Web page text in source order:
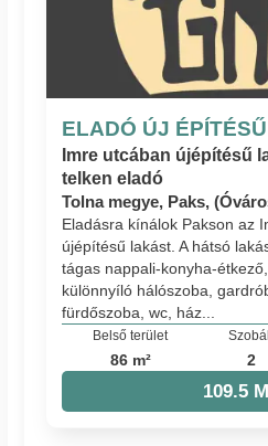
ELADÓ ÚJ
Imre utcában újépítésű
telken eladó
Tolna megye, Paks,
Eladásra kínálok Pakson az
újépítésű lakást. A hátsó
tágas nappali-konyha-
különnyíló hálószoba,
fürdőszoba, wc, ház...
Belső terület
86 m² 2
109.5